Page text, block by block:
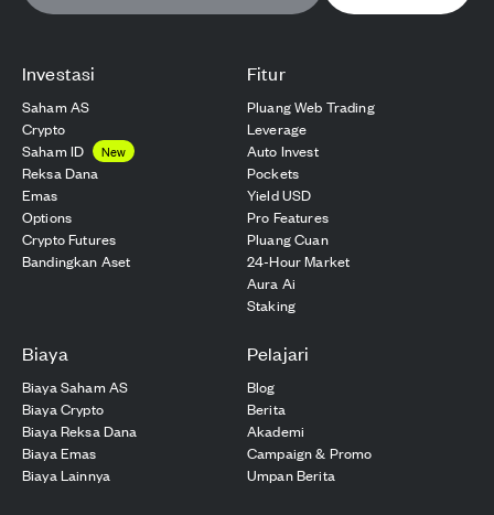
Investasi
Saham AS
Crypto
Saham ID
New
Reksa Dana
Emas
Options
Crypto Futures
Bandingkan Aset
Fitur
Pluang Web Trading
Leverage
Auto Invest
Pockets
Yield USD
Pro Features
Pluang Cuan
24-Hour Market
Aura Ai
Staking
Biaya
Biaya Saham AS
Biaya Crypto
Biaya Reksa Dana
Biaya Emas
Biaya Lainnya
Pelajari
Blog
Berita
Akademi
Campaign & Promo
Umpan Berita